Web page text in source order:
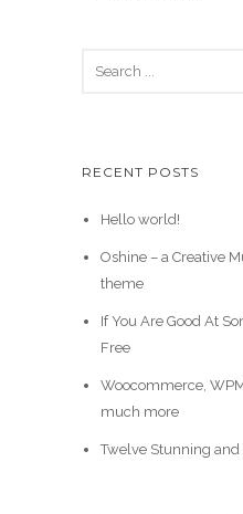
RECENT POSTS
Hello world!
Oshine – a Creative
theme
If You Are Good At
Free
Woocommerce,
much more
Twelve Stunning